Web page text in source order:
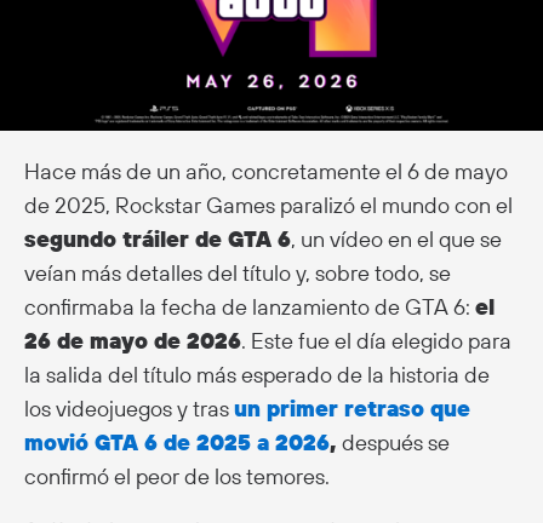
Hace más de un año, concretamente el 6 de mayo
de 2025, Rockstar Games paralizó el mundo con el
segundo tráiler de GTA 6, un vídeo en el que se
veían más detalles del título y, sobre todo, se
confirmaba la fecha de lanzamiento de GTA 6: el
26 de mayo de 2026. Este fue el día elegido para
la salida del título más esperado de la historia de
los videojuegos y trasun primer retraso que
movió GTA 6 de 2025 a 2026, después se
confirmó el peor de los temores.